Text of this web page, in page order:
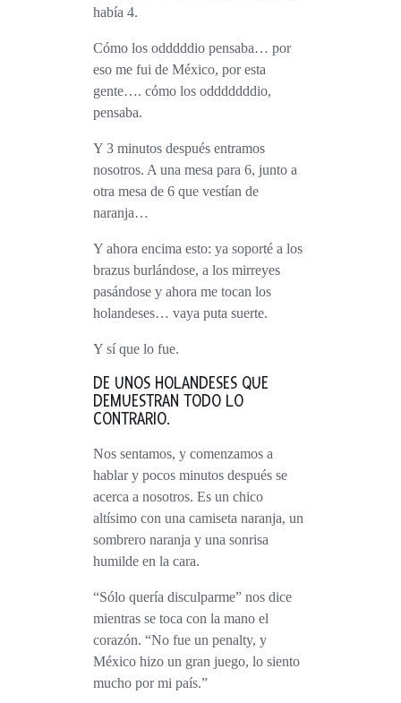
había 4.
Cómo los odddddio pensaba… por
eso me fui de México, por esta
gente…. cómo los odddddddio,
pensaba.
Y 3 minutos después entramos
nosotros. A una mesa para 6, junto a
otra mesa de 6 que vestían de
naranja…
Y ahora encima esto: ya soporté a los
brazus burlándose, a los mirreyes
pasándose y ahora me tocan los
holandeses… vaya puta suerte.
Y sí que lo fue.
DE UNOS HOLANDESES QUE
DEMUESTRAN TODO LO
CONTRARIO.
Nos sentamos, y comenzamos a
hablar y pocos minutos después se
acerca a nosotros. Es un chico
altísimo con una camiseta naranja, un
sombrero naranja y una sonrisa
humilde en la cara.
“Sólo quería disculparme” nos dice
mientras se toca con la mano el
corazón. “No fue un penalty, y
México hizo un gran juego, lo siento
mucho por mi país.”